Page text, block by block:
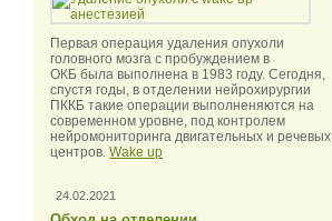
Первая операция удаления опухоли
головного мозга с пробуждением в
ОКБ была выполнена в 1983 году. Сегодня,
спустя годы, в отделении нейрохирургии
ПККБ такие операции выполненяются на
современном уровне, под контролем
нейромониторинга двигательных и речевых
центров. Wake up
24.02.2021